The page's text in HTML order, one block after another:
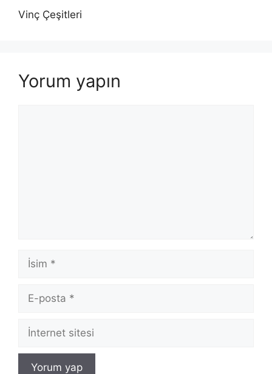
Vinç Çeşitleri
Yorum yapın
İsim
posta
İnternet
sitesi